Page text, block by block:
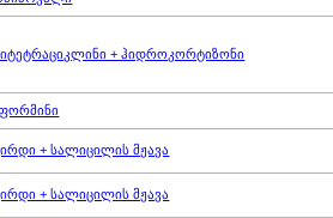
+ ჰიდროკორტიზონი
+ სალიცილის მჟავა
+ სალიცილის მჟავა